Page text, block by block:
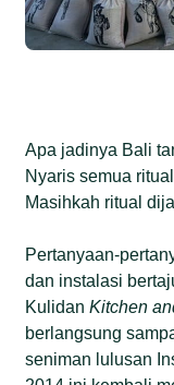
Apa jadinya Bali
Nyaris semua
Masihkah ritual
Pertanyaan-
dan instalasi
KulidanKitchen
berlangsung
seniman lulusan